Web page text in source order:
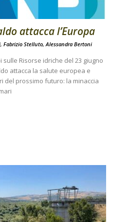
attacca l’Europa
Fabrizio Stelluto, Alessandra Bertoni
sulle Risorse idriche del 23 giugno
attacca la salute europea e
del prossimo futuro: la minaccia